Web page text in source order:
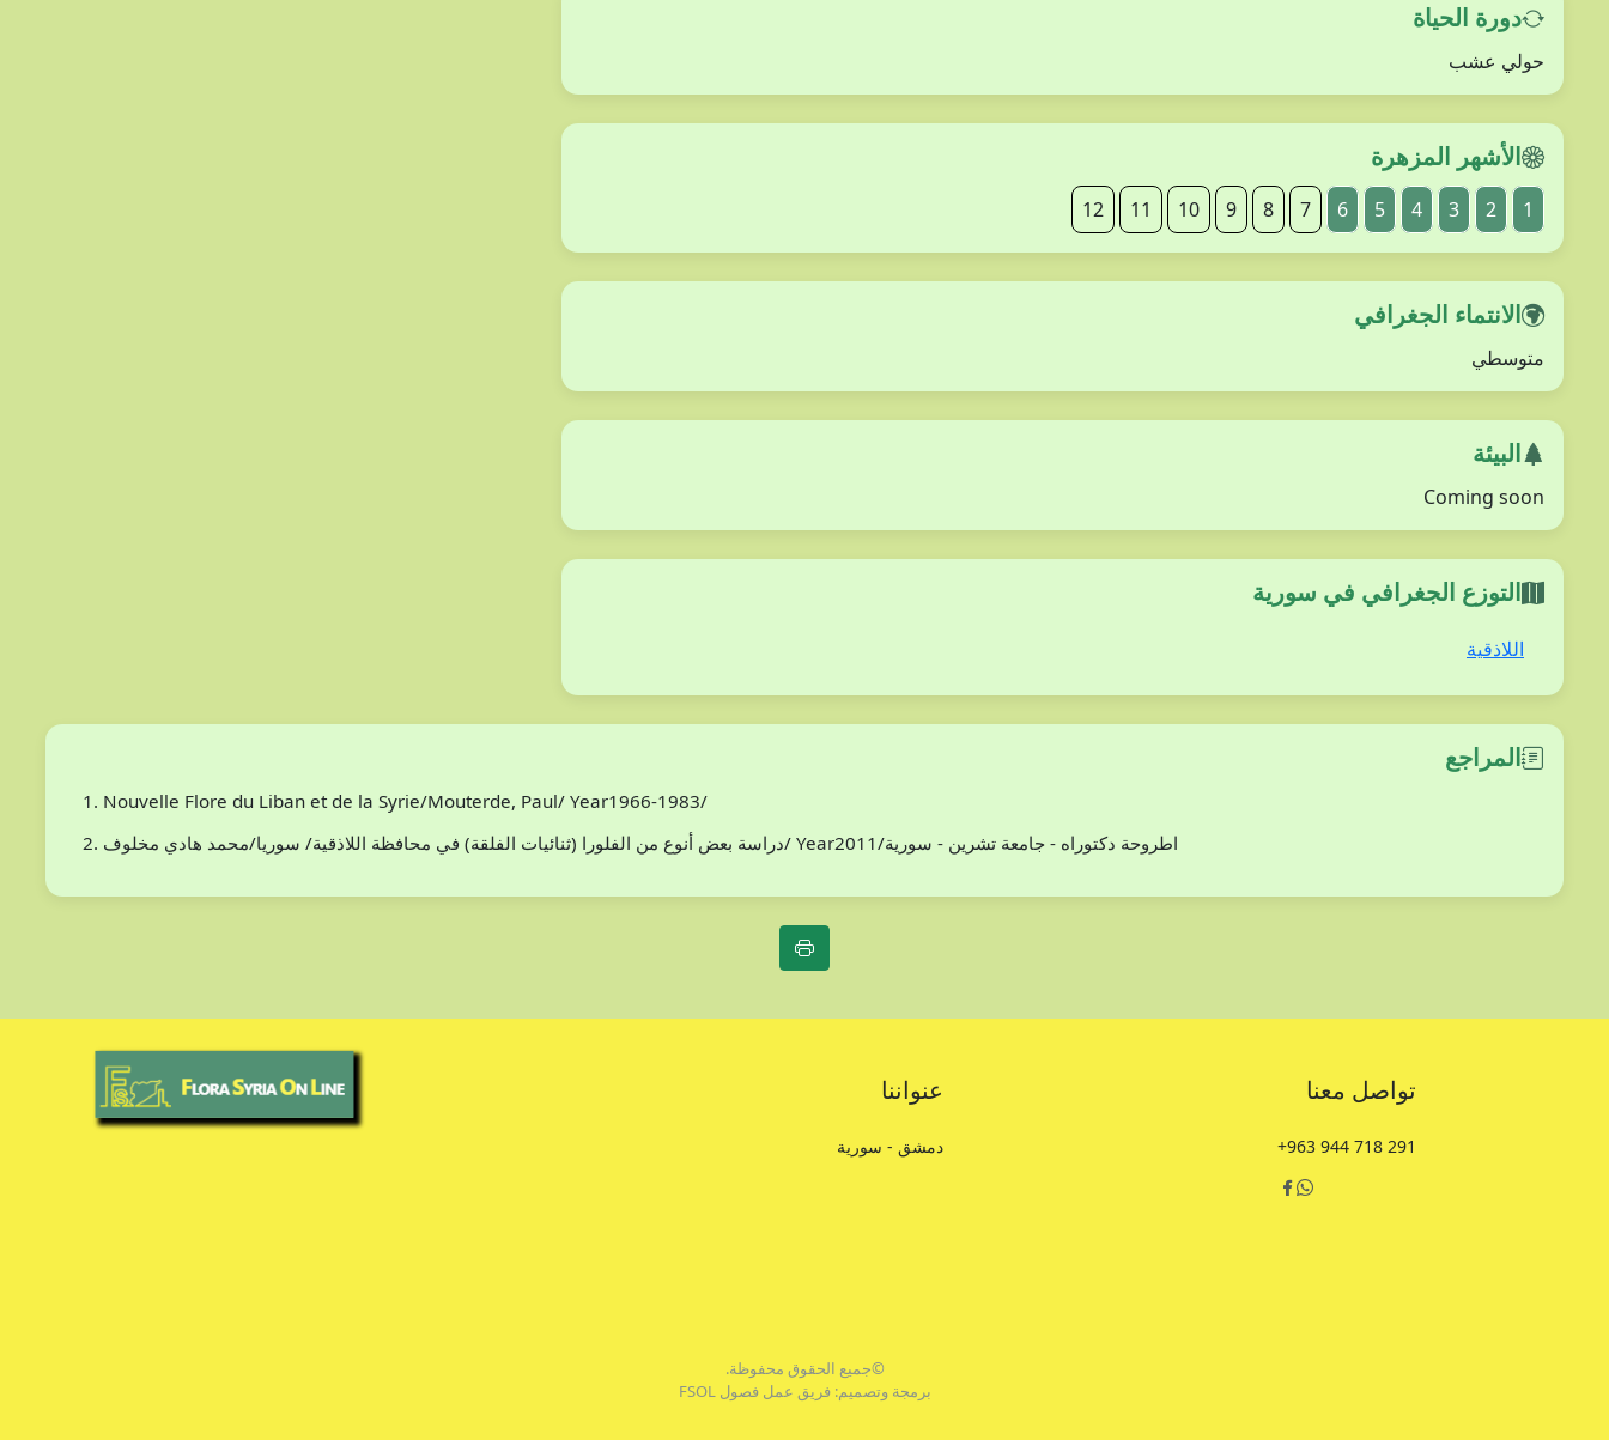
دورة الحياة
حولي عشب
الأشهر المزهرة
1
2
3
4
5
6
7
8
9
10
11
12
الانتماء الجغرافي
متوسطي
البيئة
Coming soon
التوزع الجغرافي في سورية
اللاذقية
المراجع
Nouvelle Flore du Liban et de la Syrie/Mouterde, Paul/ Year1966-1983/
دراسة بعض أنوع من الفلورا (ثنائيات الفلقة) في محافظة اللاذقية/ سوريا/محمد هادي مخلوف/ Year2011/اطروحة دكتوراه - جامعة تشرين - سورية
عنواننا
دمشق - سورية
تواصل معنا
+963 944 718 291
©جميع الحقوق محفوظة.
برمجة وتصميم: فريق عمل فصول FSOL